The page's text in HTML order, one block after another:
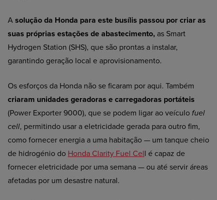
A solução da Honda para este busílis passou por criar as
suas próprias estações de abastecimento, as Smart
Hydrogen Station (SHS), que são prontas a instalar,
garantindo geração local e aprovisionamento.
Os esforços da Honda não se ficaram por aqui. Também
criaram unidades geradoras e carregadoras portáteis
(Power Exporter 9000), que se podem ligar ao veículo fuel
cell, permitindo usar a eletricidade gerada para outro fim,
como fornecer energia a uma habitação — um tanque cheio
de hidrogénio do Honda Clarity Fuel Cell é capaz de
fornecer eletricidade por uma semana — ou até servir áreas
afetadas por um desastre natural.